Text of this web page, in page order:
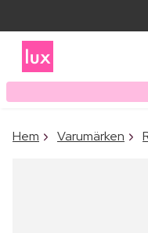
Hem Varumärken